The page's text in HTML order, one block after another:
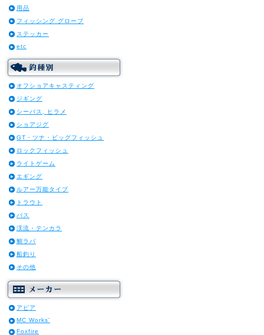
用品
フィッシング グローブ
ステッカー
etc
オフショアキャスティング
ジギング
シーバス, ヒラメ
ショアジグ
GT・ツナ・ビッグフィッシュ
ロックフィッシュ
ライトゲーム
エギング
ルアー万能タイプ
トラウト
バス
渓流・テンカラ
鯛ラバ
船釣り
その他
アピア
MC Works’
Foxfire